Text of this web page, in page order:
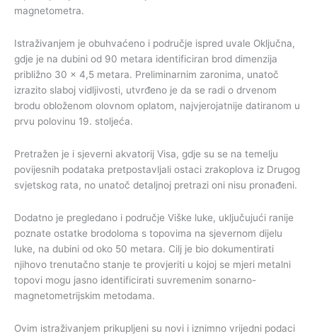
magnetometra.
Istraživanjem je obuhvaćeno i područje ispred uvale Oključna,
gdje je na dubini od 90 metara identificiran brod dimenzija
približno 30 × 4,5 metara. Preliminarnim zaronima, unatoč
izrazito slaboj vidljivosti, utvrđeno je da se radi o drvenom
brodu obloženom olovnom oplatom, najvjerojatnije datiranom u
prvu polovinu 19. stoljeća.
Pretražen je i sjeverni akvatorij Visa, gdje su se na temelju
povijesnih podataka pretpostavljali ostaci zrakoplova iz Drugog
svjetskog rata, no unatoč detaljnoj pretrazi oni nisu pronađeni.
Dodatno je pregledano i područje Viške luke, uključujući ranije
poznate ostatke brodoloma s topovima na sjevernom dijelu
luke, na dubini od oko 50 metara. Cilj je bio dokumentirati
njihovo trenutačno stanje te provjeriti u kojoj se mjeri metalni
topovi mogu jasno identificirati suvremenim sonarno-
magnetometrijskim metodama.
Ovim istraživanjem prikupljeni su novi i iznimno vrijedni podaci